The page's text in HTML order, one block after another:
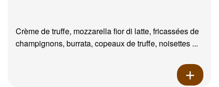
Crème de truffe, mozzarella fior di latte, fricassées de
champignons, burrata, copeaux de truffe, noisettes ...